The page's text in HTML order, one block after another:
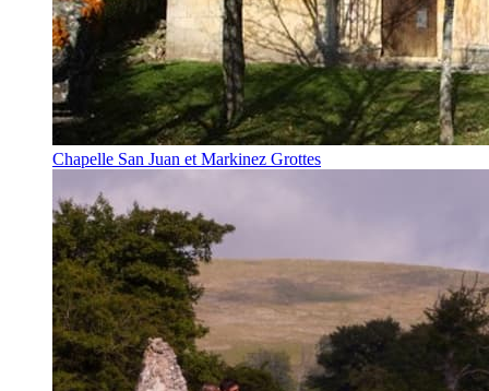
Chapelle San Juan et Markinez Grottes